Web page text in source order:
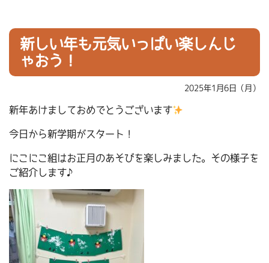
新しい年も元気いっぱい楽しんじ
ゃおう！
2025年1月6日（月）
新年あけましておめでとうございます
今日から新学期がスタート！
にこにこ組はお正月のあそびを楽しみました。その様子を
ご紹介します♪